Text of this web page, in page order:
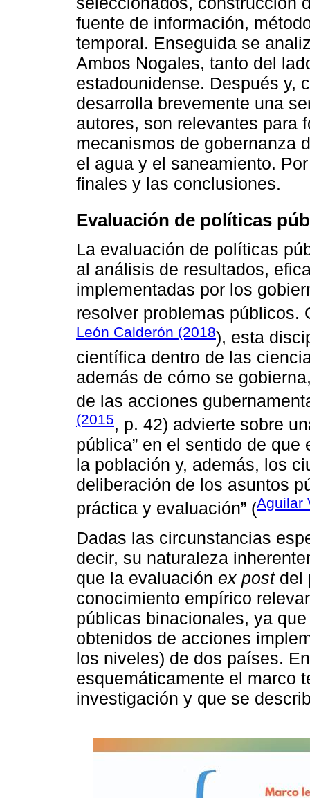
fuente de información,
temporal. Enseguida se
Ambos Nogales, tanto del
estadounidense. Después y,
desarrolla brevemente una
autores, son relevantes para
mecanismos de gobernanza
el agua y el saneamiento.
finales y las conclusiones.
Evaluación de políticas
La evaluación de políticas
al análisis de resultados,
implementadas por los
resolver problemas públicos.
León Calderón (2018), esta
científica dentro de las
además de cómo se
de las acciones
(2015, p. 42) advierte sobre
pública” en el sentido de
la población y, además, los
deliberación de los asuntos
práctica y evaluación” (Aguilar
Dadas las circunstancias
decir, su naturaleza
que la evaluación ex postdel
conocimiento empírico
públicas binacionales, ya
obtenidos de acciones
los niveles) de dos países.
esquemáticamente el marco
investigación y que se